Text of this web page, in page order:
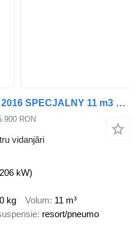
Scania P280 Asenizacyjny 2016 SPECJALNY 11 m3 beczka SZAMBIARKA
RON
vidanjări
kW)
kg Volum 11 m³
resort/pneumo